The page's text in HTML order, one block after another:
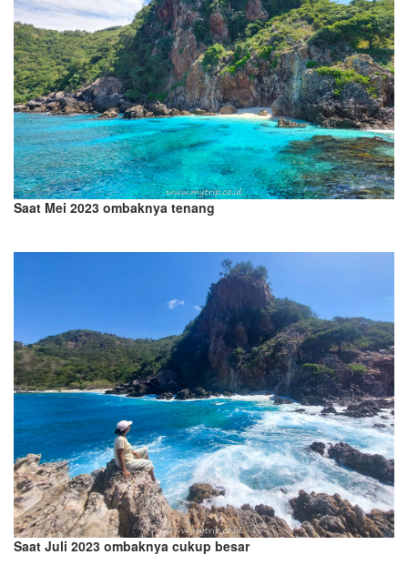
Saat Mei 2023 ombaknya tenang
Saat Juli 2023 ombaknya cukup besar